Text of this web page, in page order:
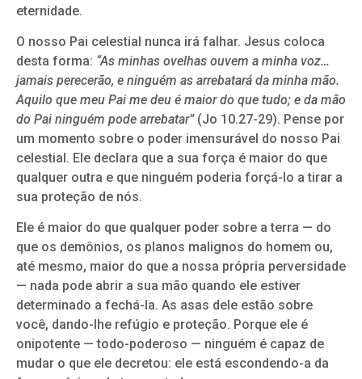
eternidade.
O nosso Pai celestial nunca irá falhar. Jesus coloca
desta forma: “As minhas ovelhas ouvem a minha voz…
jamais perecerão, e ninguém as arrebatará da minha mão.
Aquilo que meu Pai me deu é maior do que tudo; e da mão
do Pai ninguém pode arrebatar” (Jo 10.27-29). Pense por
um momento sobre o poder imensurável do nosso Pai
celestial. Ele declara que a sua força é maior do que
qualquer outra e que ninguém poderia forçá-lo a tirar a
sua proteção de nós.
Ele é maior do que qualquer poder sobre a terra — do
que os demônios, os planos malignos do homem ou,
até mesmo, maior do que a nossa própria perversidade
— nada pode abrir a sua mão quando ele estiver
determinado a fechá-la. As asas dele estão sobre
você, dando-lhe refúgio e proteção. Porque ele é
onipotente — todo-poderoso — ninguém é capaz de
mudar o que ele decretou: ele está escondendo-a da